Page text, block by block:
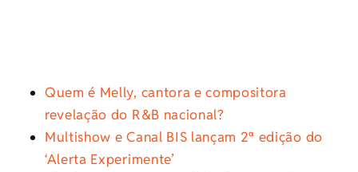
Quem é Melly, cantora e compositora
revelação do R&B nacional?
Multishow e Canal BIS lançam 2ª edição do
‘Alerta Experimente’